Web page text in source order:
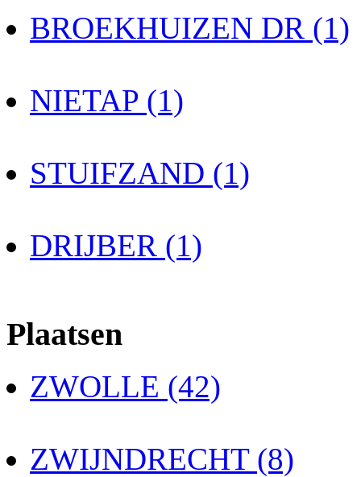
BROEKHUIZEN DR (1)
NIETAP (1)
STUIFZAND (1)
DRIJBER (1)
Plaatsen
ZWOLLE (42)
ZWIJNDRECHT (8)